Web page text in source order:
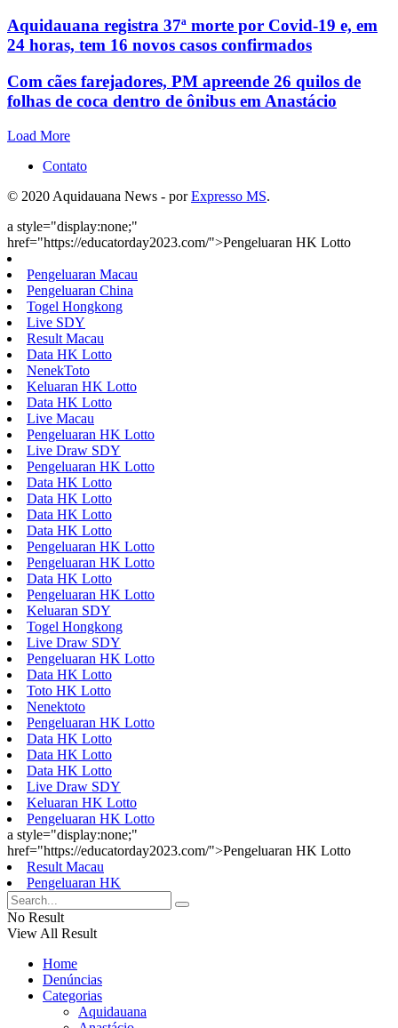
Aquidauana registra 37ª morte por Covid-19 e, em
24 horas, tem 16 novos casos confirmados
Com cães farejadores, PM apreende 26 quilos de
folhas de coca dentro de ônibus em Anastácio
Load More
Contato
© 2020 Aquidauana News - porExpresso MS.
a style="display:none;"
href="https://educatorday2023.com/">Pengeluaran HK Lotto
Pengeluaran Macau
Pengeluaran China
Togel Hongkong
Live SDY
Result Macau
Data HK Lotto
NenekToto
Keluaran HK Lotto
Data HK Lotto
Live Macau
Pengeluaran HK Lotto
Live Draw SDY
Pengeluaran HK Lotto
Data HK Lotto
Data HK Lotto
Data HK Lotto
Data HK Lotto
Pengeluaran HK Lotto
Pengeluaran HK Lotto
Data HK Lotto
Pengeluaran HK Lotto
Keluaran SDY
Togel Hongkong
Live Draw SDY
Pengeluaran HK Lotto
Data HK Lotto
Toto HK Lotto
Nenektoto
Pengeluaran HK Lotto
Data HK Lotto
Data HK Lotto
Data HK Lotto
Live Draw SDY
Keluaran HK Lotto
Pengeluaran HK Lotto
a style="display:none;"
href="https://educatorday2023.com/">Pengeluaran HK Lotto
Result Macau
Pengeluaran HK
No Result
View All Result
Home
Denúncias
Categorias
Aquidauana